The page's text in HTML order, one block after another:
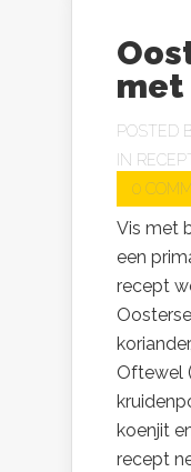
met
POSTED
IN
0
Vis met
een
recept
Oftewel
koenjit
recept